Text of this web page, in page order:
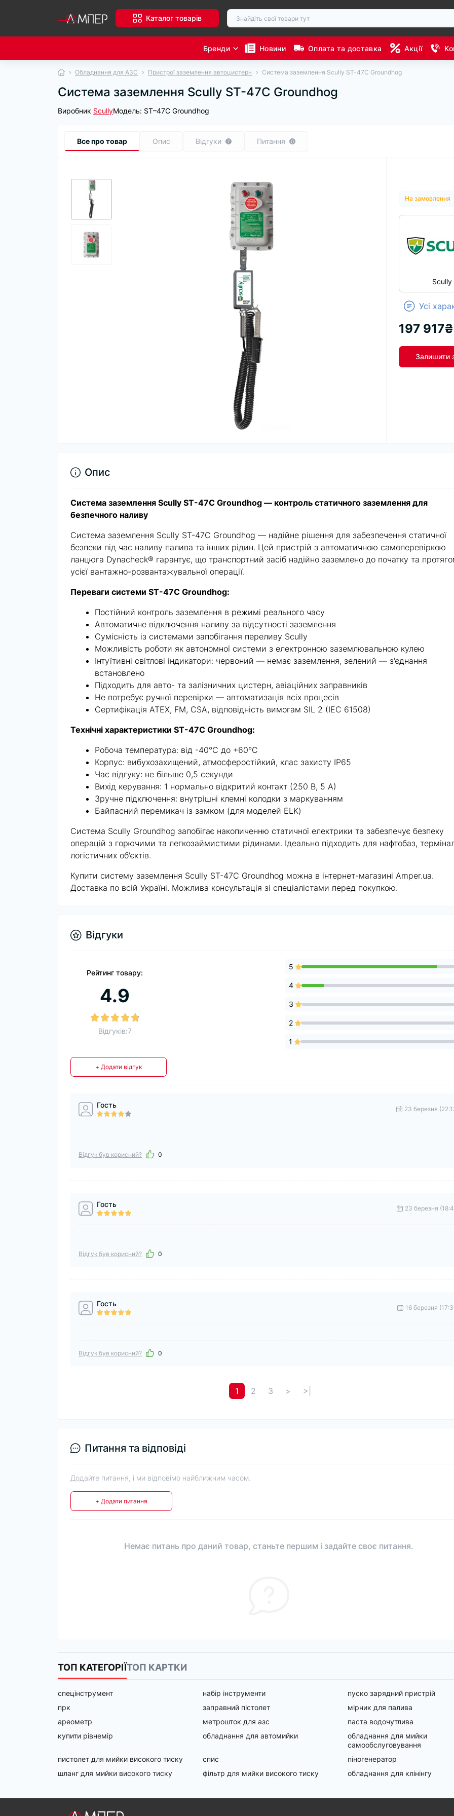
Каталог товарів
Бренди Новини Оплата та доставка Акції
Обладнання для АЗС Пристрої заземлення автоцистерн Система заземлення Scully ST-47C Groundhog
Система заземлення Scully ST-47C Groundhog
Виробник ScullyМодель: ST–47C Groundhog
Все про товар Опис Відгуки 7 Питання 0
На замовлення
Scully
Усі
197 917₴
Залишити
Опис
Система заземлення Scully ST-47C Groundhog — контроль статичного заземлення для
безпечного наливу
Система заземлення Scully ST-47C Groundhog — надійне рішення для забезпечення статичної
безпеки під час наливу палива та інших рідин. Цей пристрій з автоматичною самоперевіркою
ланцюга Dynacheck® гарантує, що транспортний засіб надійно заземлено до початку та
усієї вантажно-розвантажувальної операції.
Переваги системи ST-47C Groundhog:
Постійний контроль заземлення в режимі реального часу
Автоматичне відключення наливу за відсутності заземлення
Сумісність із системами запобігання переливу Scully
Можливість роботи як автономної системи з електронною заземлювальною кулею
Інтуїтивні світлові індикатори: червоний — немає заземлення, зелений — з'єднання
встановлено
Підходить для авто- та залізничних цистерн, авіаційних заправників
Не потребує ручної перевірки — автоматизація всіх процесів
Сертифікація ATEX, FM, CSA, відповідність вимогам SIL 2 (IEC 61508)
Технічні характеристики ST-47C Groundhog:
Робоча температура: від -40°C до +60°C
Корпус: вибухозахищений, атмосферостійкий, клас захисту IP65
Час відгуку: не більше 0,5 секунди
Вихід керування: 1 нормально відкритий контакт (250 В, 5 А)
Зручне підключення: внутрішні клемні колодки з маркуванням
Байпасний перемикач із замком (для моделей ELK)
Система Scully Groundhog запобігає накопиченню статичної електрики та забезпечує безпеку
операцій з горючими та легкозаймистими рідинами. Ідеально підходить для нафтобаз,
логістичних об'єктів.
Купити систему заземлення Scully ST-47C Groundhog можна в інтернет-магазині Amper.ua.
Доставка по всій Україні. Можлива консультація зі спеціалістами перед покупкою.
Відгуки
Рейтинг товару:
4.9
Відгуків:7
5
4
3
2
1
+ Додати відгук
Гость 23 березня
Відгук був корисний? 0
Гость 23 березня
Відгук був корисний? 0
Гость 16 березня
Відгук був корисний? 0
1 2 3 > >|
Питання та відповіді
Додайте питання, і ми відповімо найближчим часом.
+ Додати питання
Немає питань про даний товар, станьте першим і задайте своє питання.
ТОП КАТЕГОРІЇТОП КАРТКИ
спецінструмент набір інструменти
пуско зарядний пристрій
прк
заправний пістолет
мірник для палива
ареометр
метрошток для азс
паста водочутлива
купити рівнемір
обладнання для автомийки
обладнання для мийки
самообслуговування
пистолет для мийки високого тиску
спис
піногенератор
шланг для мийки високого тиску
фільтр для мийки високого тиску обладнання для клінінгу